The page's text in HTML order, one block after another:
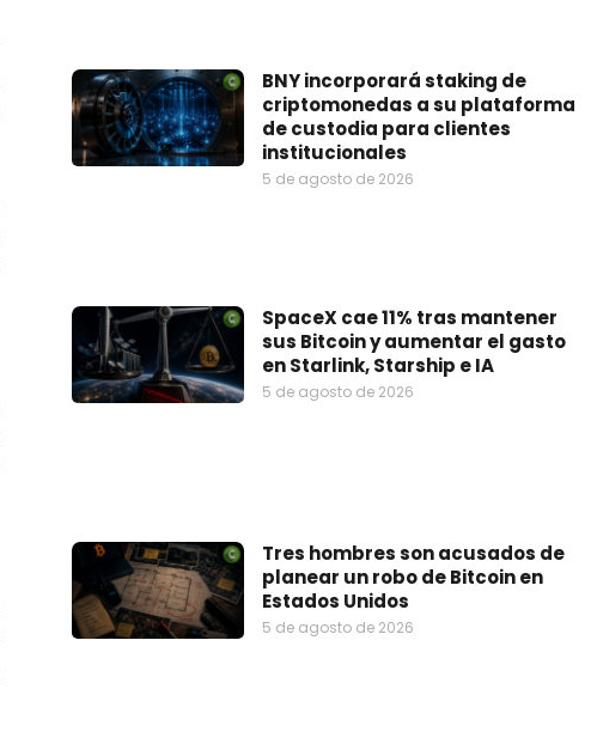
BNY incorporará staking de
criptomonedas a su plataforma
de custodia para clientes
institucionales
5 de agosto de 2026
SpaceX cae 11% tras mantener
sus Bitcoin y aumentar el gasto
en Starlink, Starship e IA
5 de agosto de 2026
Tres hombres son acusados de
planear un robo de Bitcoin en
Estados Unidos
5 de agosto de 2026